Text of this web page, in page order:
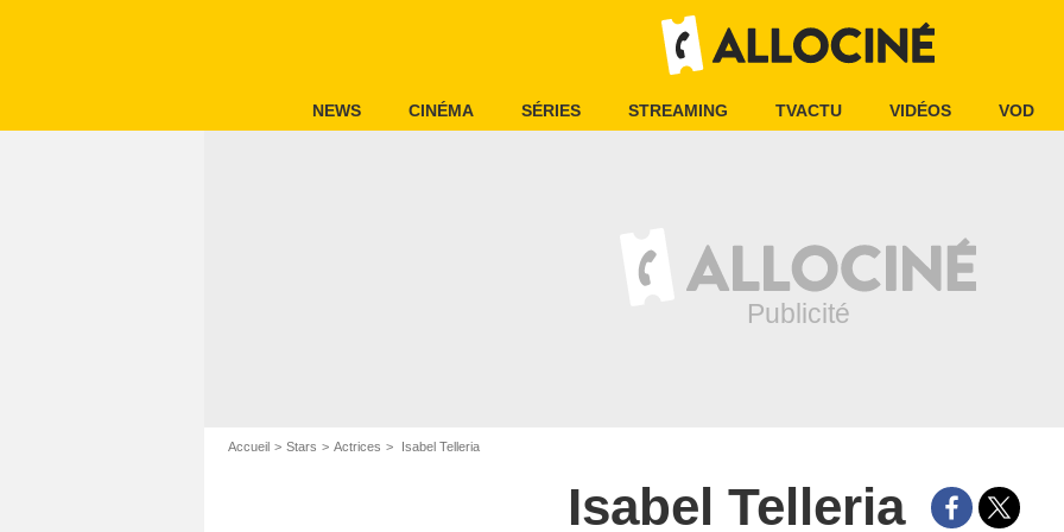
NEWS CINÉMA SÉRIES STREAMING TVACTU VIDÉOS VOD
Accueil Stars Actrices Isabel Telleria
Isabel Telleria